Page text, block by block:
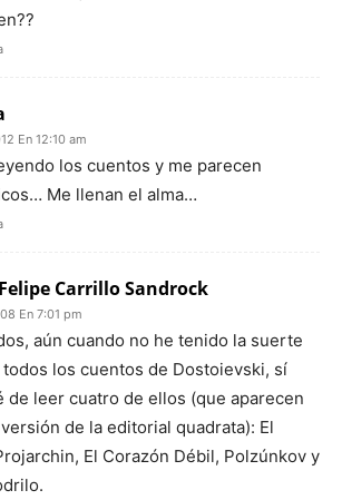
En 12:10 am
los cuentos y me parecen
Me llenan el alma…
Carrillo Sandrock
En 7:01 pm
aún cuando no he tenido la suerte
los cuentos de Dostoievski, sí
de leer cuatro de ellos (que aparecen
de la editorial quadrata): El
El Corazón Débil, Polzúnkov y